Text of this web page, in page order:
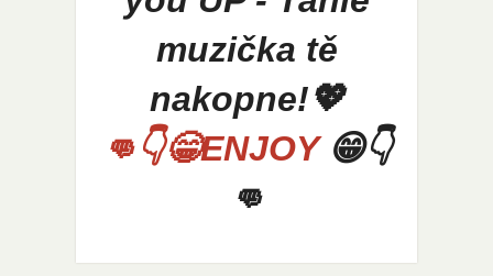
muzička tě
nakopne!💖
👊👇😁ENJOY😁👇
👊